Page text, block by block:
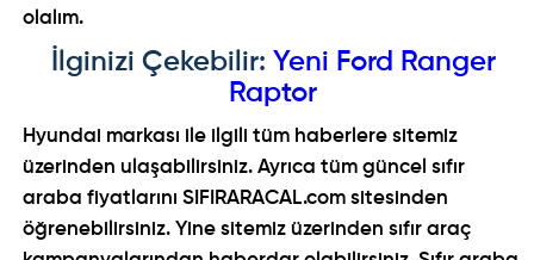
olalım.
İlginizi Çekebilir: Yeni Ford Ranger
Raptor
Hyundai markası ile ilgili tüm haberlere sitemiz
üzerinden ulaşabilirsiniz. Ayrıca tüm güncel sıfır
araba fiyatlarını SIFIRARACAL.com sitesinden
öğrenebilirsiniz. Yine sitemiz üzerinden sıfır araç